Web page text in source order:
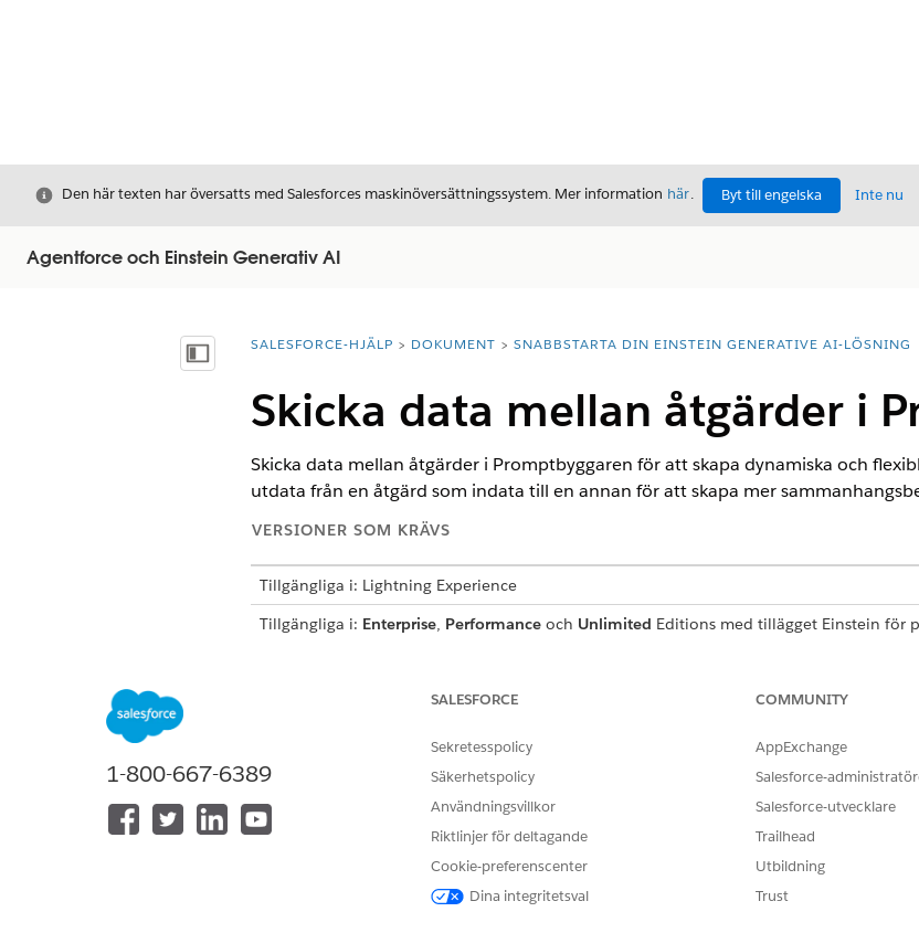
Stäng
Den här texten har översatts med Salesforces maskinöversättningssystem. Mer information här. Byt till engelska Inte nu
Agentforce och Einstein Generativ AI
Visa innehållsförteckning
Du är här:
SALESFORCE-HJÄLP DOKUMENT SNABBSTARTA DIN EINSTEIN GENERATIVE AI-LÖSNING
Skicka data mellan åtgärder i
Skicka data mellan åtgärder i Promptbyggaren för att skapa dynamiska och
utdata från en åtgärd som indata till en annan för att skapa mer
VERSIONER SOM KRÄVS
Tillgängliga i: Lightning Experience
Tillgängliga i: Enterprise, Performanceoch Unlimited Editions med tillägget Einstein för
ANVÄNDARBEHÖRIGHETER SOM KRÄVS FÖR
Hantera
ELLER
1-800-667-6389
SALESFORCE
Sekretesspolicy
Säkerhetspolicy
Användningsvillkor
Riktlinjer för deltagande
Cookie-preferenscenter
Dina integritetsval
COMMUNITY
AppExchange
Salesforce-
Salesforce-utvecklare
Trailhead
Utbildning
Trust